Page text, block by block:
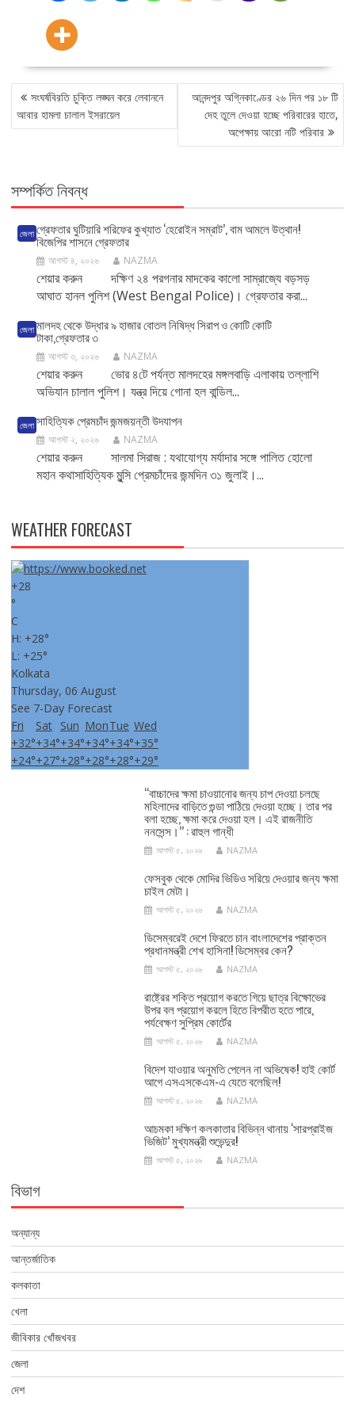
POST
NAVIGATION
সংঘর্ষবিরতি চুক্তি লঙ্ঘন করে লেবাননে
আবার হামলা চালাল ইসরায়েল
আনন্দপুর অগ্নিকাণ্ডের ২৬ দিন পর ১৮ টি
দেহ তুলে দেওয়া হচ্ছে পরিবারের হাতে,
অপেক্ষায় আরো নটি পরিবার
সম্পর্কিত নিবন্ধ
জেলা গ্রেফতার ঘুটিয়ারি শরিফের কুখ্যাত ‘হেরোইন সম্রাট’, বাম আমলে উত্থান!
বিজেপির শাসনে গ্রেফতার
আগস্ট ৪, ২০২৬ NAZMA
শেয়ার করুন দক্ষিণ ২৪ পরগনার মাদকের কালো সাম্রাজ্যে বড়সড়
আঘাত হানল পুলিশ (West Bengal Police)। গ্রেফতার করা...
জেলা মালদহ থেকে উদ্ধার ৯ হাজার বোতল নিষিদ্ধ সিরাপ ও কোটি কোটি
টাকা,গ্রেফতার ৩
আগস্ট ৩, ২০২৬ NAZMA
শেয়ার করুন ভোর ৪টে পর্যন্ত মালদহের মঙ্গলবাড়ি এলাকায় তল্লাশি
অভিযান চালাল পুলিশ। যন্ত্র দিয়ে গোনা হল বান্ডিল...
জেলা সাহিত্যিক প্রেমচাঁদ জন্মজয়ন্তী উদযাপন
আগস্ট ২, ২০২৬ NAZMA
শেয়ার করুন সালমা সিরাজ : যথাযোগ্য মর্যাদার সঙ্গে পালিত হোলো
মহান কথাসাহিত্যিক মু্ন্সি প্রেমচাঁদের জন্মদিন ৩১ জুলাই।...
WEATHER FORECAST
+28
°
C
H: +28°
L: +25°
Kolkata
Thursday, 06 August
See 7-Day Forecast
Fri
Sat Sun MonTue Wed
+32°+34°+34°+34°+34°+35°
+24°+27°+28°+28°+28°+29°
‘‘বাচ্চাদের ক্ষমা চাওয়ানোর জন্য চাপ দেওয়া চলছে
মহিলাদের বাড়িতে গুন্ডা পাঠিয়ে দেওয়া হচ্ছে। তার পর
বলা হচ্ছে, ক্ষমা করে দেওয়া হল। এই রাজনীতি
ননসেন্স।’’ : রাহুল গান্ধী
আগস্ট ৫, ২০২৬ NAZMA
ফেসবুক থেকে মোদির ভিডিও সরিয়ে দেওয়ার জন্য ক্ষমা
চাইল মেটা।
আগস্ট ৫, ২০২৬ NAZMA
ডিসেম্বরেই দেশে ফিরতে চান বাংলাদেশের প্রাক্তন
প্রধানমন্ত্রী শেখ হাসিনা! ডিসেম্বর কেন?
আগস্ট ৫, ২০২৬ NAZMA
রাষ্ট্রের শক্তি প্রয়োগ করতে গিয়ে ছাত্র বিক্ষোভের
উপর বল প্রয়োগ করলে হিতে বিপরীত হতে পারে,
পর্যবেক্ষণ সুপ্রিম কোর্টের
আগস্ট ৫, ২০২৬ NAZMA
বিদেশ যাওয়ার অনুমতি পেলেন না অভিষেক! হাই কোর্ট
আগে এসএসকেএম-এ যেতে বলেছিল!
আগস্ট ৫, ২০২৬ NAZMA
আচমকা দক্ষিণ কলকাতার বিভিন্ন থানায় ‘সারপ্রাইজ
ভিজিট’ মুখ্যমন্ত্রী শুভেন্দুর!
আগস্ট ৫, ২০২৬ NAZMA
বিভাগ
অন্যান্য
আন্তর্জাতিক
কলকাতা
খেলা
জীবিকার খোঁজখবর
জেলা
দেশ